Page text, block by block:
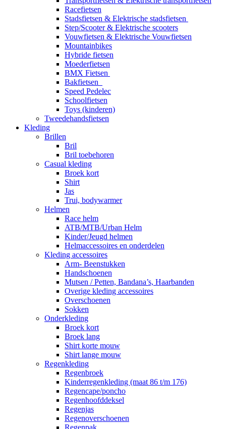
Racefietsen
Stadsfietsen & Elektrische stadsfietsen
Step/Scooter & Elektrische scooters
Vouwfietsen & Elektrische Vouwfietsen
Mountainbikes
Hybride fietsen
Moederfietsen
BMX Fietsen
Bakfietsen
Speed Pedelec
Schoolfietsen
Toys (kinderen)
Tweedehandsfietsen
Kleding
Brillen
Bril
Bril toebehoren
Casual kleding
Broek kort
Shirt
Jas
Trui, bodywarmer
Helmen
Race helm
ATB/MTB/Urban Helm
Kinder/Jeugd helmen
Helmaccessoires en onderdelen
Kleding accessoires
Arm- Beenstukken
Handschoenen
Mutsen / Petten, Bandana’s, Haarbanden
Overige kleding accessoires
Overschoenen
Sokken
Onderkleding
Broek kort
Broek lang
Shirt korte mouw
Shirt lange mouw
Regenkleding
Regenbroek
Kinderregenkleding (maat 86 t/m 176)
Regencape/poncho
Regenhoofddeksel
Regenjas
Regenoverschoenen